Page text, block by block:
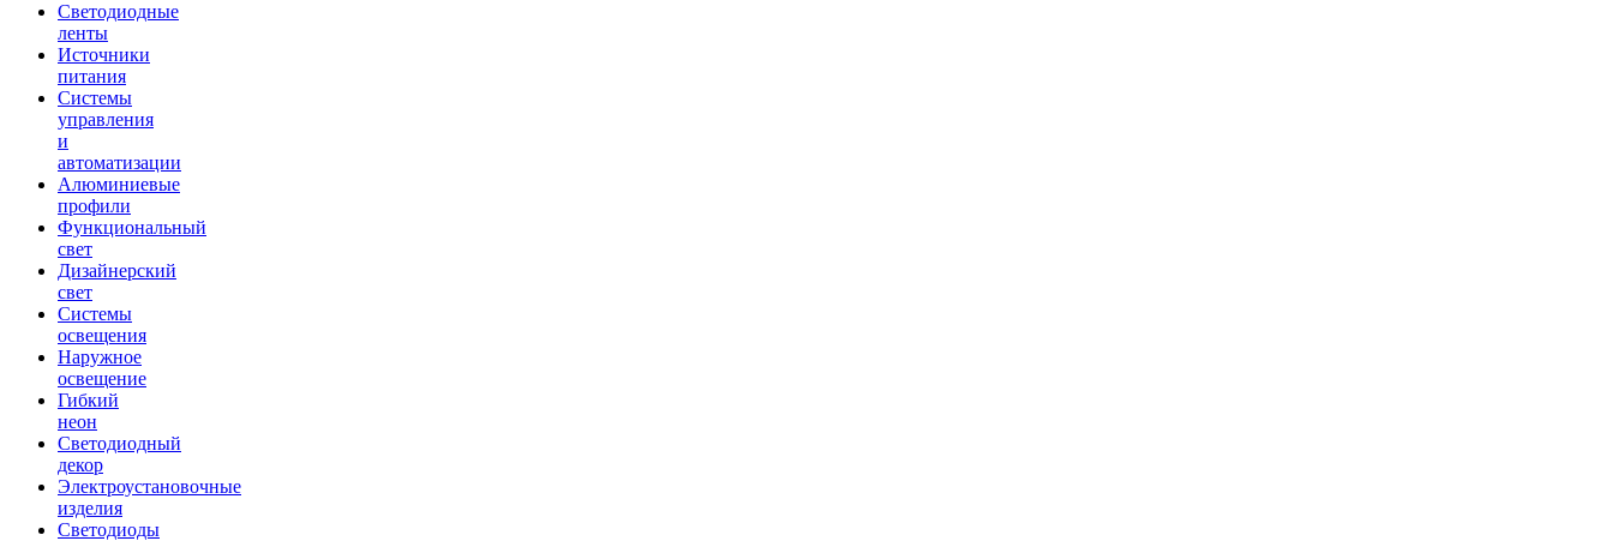
Светодиодные
ленты
Источники
питания
Системы
управления
и
автоматизации
Алюминиевые
профили
Функциональный
свет
Дизайнерский
свет
Системы
освещения
Наружное
освещение
Гибкий
неон
Светодиодный
декор
Электроустановочные
изделия
Светодиоды